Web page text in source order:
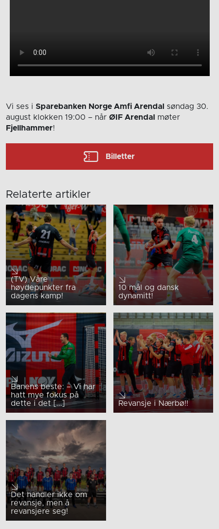
Vi ses i Sparebanken Norge Amfi Arendal
søndag 30.
august klokken 19:00 – når ØIF Arendal
møter
Fjellhammer!
Billetter
Relaterte artikler
(TV) Våre
høydepunkter fra
dagens kamp!
10 mål og dansk
dynamitt!
Banens beste: – Vi har
hatt mye fokus på
dette i det [...]
Revansje i Nærbø!!
Det handler ikke om
revansje, men å
revansjere seg!